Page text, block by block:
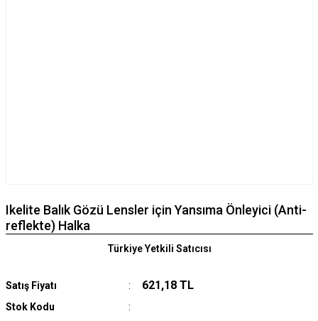
Ikelite Balık Gözü Lensler için Yansıma Önleyici (Anti-
reflekte) Halka
Satış Fiyatı 621,18 TL
Stok Kodu
Türkiye Yetkili Satıcısı